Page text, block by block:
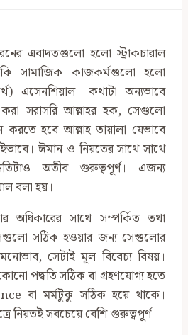
এবাদতগুলো হলো স্ট্রাকচারাল
সামাজিক কাজকর্মগুলো হলো
এসেনশিয়াল। কথাটা অন্যভাবে
সরাসরি আল্লাহর হক, সেগুলো
হবে আল্লাহ তায়ালা যেভাবে
ঈমান ও নিয়তের সাথে সাথে
অতীব গুরুত্বপূর্ণ। এজন্য
বলা হয়।
অধিকারের সাথে সম্পর্কিত তথা
সঠিক হওয়ার জন্য সেগুলোর
সেটাই মূল বিবেচ্য বিষয়।
পদ্ধতি সঠিক বা গ্রহণযোগ্য হতে
বা মর্মটুকু সঠিক হয়ে থাকে।
নিয়তই সবচেয়ে বেশি গুরুত্বপূর্ণ।